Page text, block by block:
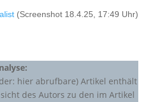
(Screenshot 18.4.25, 17:49 Uhr)
hier abrufbare) Artikel enthält
des Autors zu den im Artikel